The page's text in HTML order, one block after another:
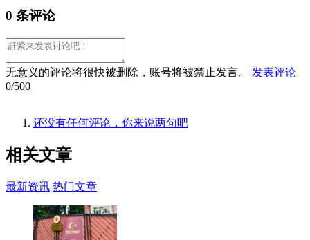
0 条评论
无意义的评论将很快被删除，账号将被禁止发言。
发表评论
0/500
还没有任何评论，你来说两句吧
相关文章
最新资讯 热门文章